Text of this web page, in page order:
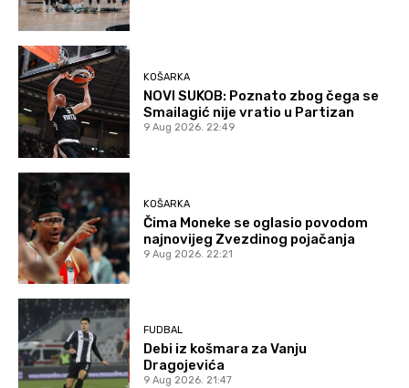
KOŠARKA
NOVI SUKOB: Poznato zbog čega se
Smailagić nije vratio u Partizan
9 Aug 2026. 22:49
KOŠARKA
Čima Moneke se oglasio povodom
najnovijeg Zvezdinog pojačanja
9 Aug 2026. 22:21
FUDBAL
Debi iz košmara za Vanju
Dragojevića
9 Aug 2026. 21:47